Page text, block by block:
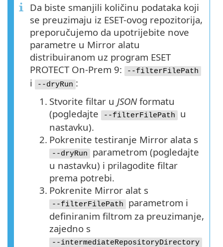
Da biste smanjili količinu podataka koji
se preuzimaju iz ESET-ovog repozitorija,
preporučujemo da upotrijebite nove
parametre u Mirror alatu
distribuiranom uz program ESET
PROTECT On-Prem 9:
--filterFilePath
i --dryRun :
1. Stvorite filtar u JSONformatu
(pogledajte
--filterFilePath
u
nastavku).
2. Pokrenite testiranje Mirror alata s
--dryRun
parametrom (pogledajte
u nastavku) i prilagodite filtar
prema potrebi.
3. Pokrenite Mirror alat s
--filterFilePath
parametrom i
definiranim filtrom za preuzimanje,
zajedno s
--intermediateRepositoryDirectory